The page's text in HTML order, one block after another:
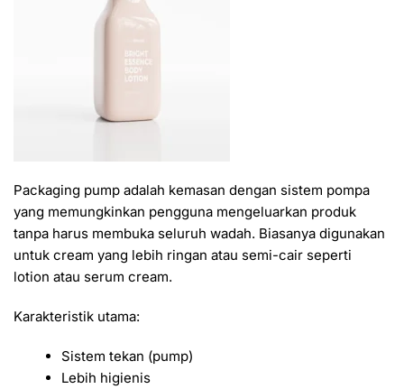
Packaging pump adalah kemasan dengan sistem pompa
yang memungkinkan pengguna mengeluarkan produk
tanpa harus membuka seluruh wadah. Biasanya digunakan
untuk cream yang lebih ringan atau semi-cair seperti
lotion atau serum cream.
Karakteristik utama:
Sistem tekan (pump)
Lebih higienis